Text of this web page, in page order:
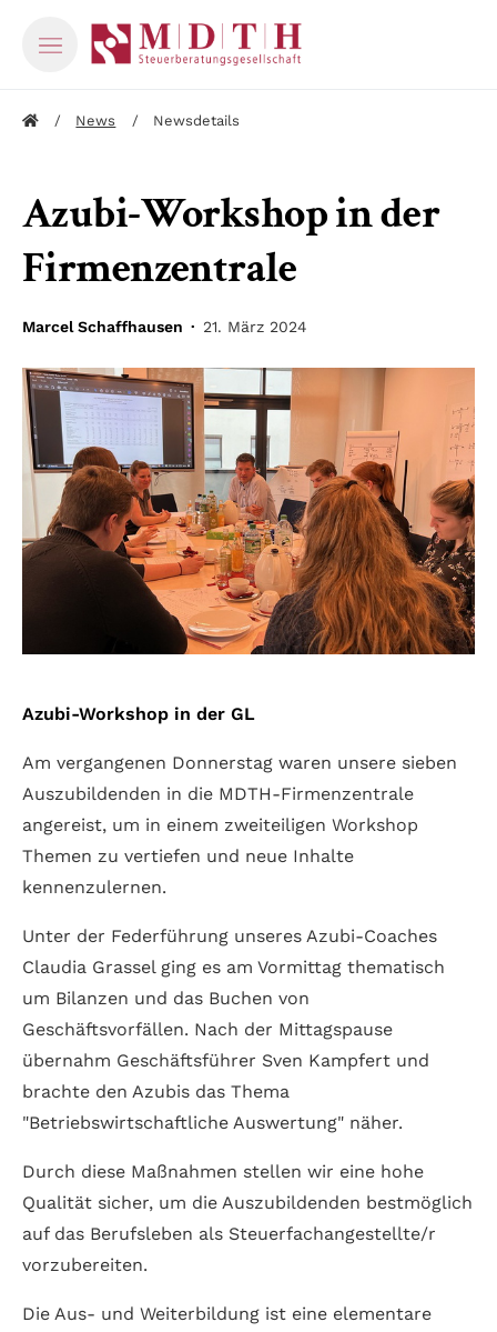
News Newsdetails
Azubi-Workshop in der
Firmenzentrale
Marcel Schaffhausen · 21. März 2024
Azubi-Workshop in der GL
Am vergangenen Donnerstag waren unsere sieben
Auszubildenden in die MDTH-Firmenzentrale
angereist, um in einem zweiteiligen Workshop
Themen zu vertiefen und neue Inhalte
kennenzulernen.
Unter der Federführung unseres Azubi-Coaches
Claudia Grassel ging es am Vormittag thematisch
um Bilanzen und das Buchen von
Geschäftsvorfällen. Nach der Mittagspause
übernahm Geschäftsführer Sven Kampfert und
brachte den Azubis das Thema
"Betriebswirtschaftliche Auswertung" näher.
Durch diese Maßnahmen stellen wir eine hohe
Qualität sicher, um die Auszubildenden bestmöglich
auf das Berufsleben als Steuerfachangestellte/r
vorzubereiten.
Die Aus- und Weiterbildung ist eine elementare